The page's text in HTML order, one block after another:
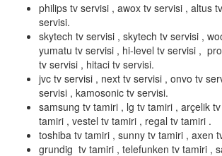
philips tv servisi , awox tv servisi , altus
servisi.
skytech tv servisi , skytech tv servisi ,
yumatu tv servisi , hi-level tv servisi ,
tv servisi , hitaci tv servisi.
jvc tv servisi , next tv servisi , onvo tv
servisi , kamosonic tv servisi.
samsung tv tamiri , lg tv tamiri , arçelik
tamiri , vestel tv tamiri , regal tv tamiri .
toshiba tv tamiri , sunny tv tamiri , axen
grundig tv tamiri , telefunken tv tamiri ,